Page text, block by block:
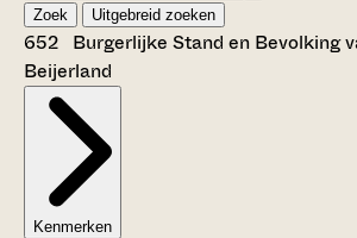
Zoek Uitgebreid zoeken
652 Burgerlijke Stand en Bevolking
Beijerland
Kenmerken